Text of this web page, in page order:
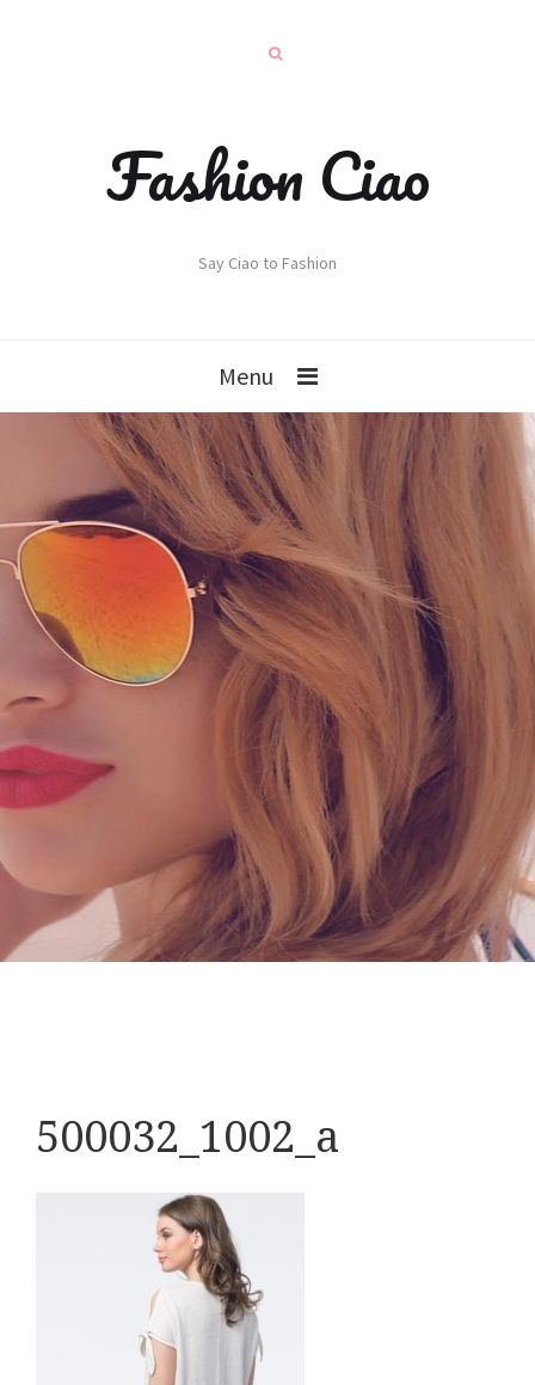
Fashion Ciao
Say Ciao to Fashion
Menu
500032_1002_a